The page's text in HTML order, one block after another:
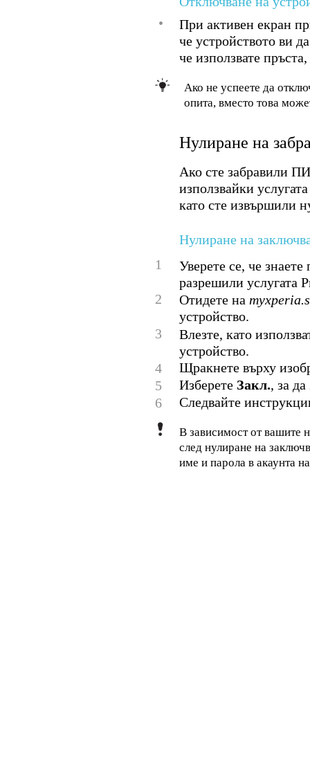
•
При активен екран
че устройството ви
че използвате
Ако не успеете да
опита, вместо това
Нулиране на
Ако сте забравили
използвайки
като сте извършили
Нулиране на
1
Уверете се, че
разрешили услугата
2
Отидете на
устройство.
3
Влезте, като
устройство.
4
Щракнете върху
5
Изберете Закл., за
6
Следвайте
В зависимост от вашите
след нулиране на
име и парола в акаунта